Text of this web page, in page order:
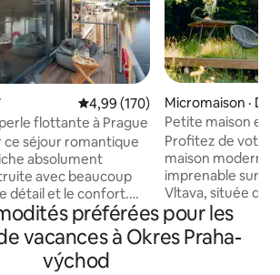
Note moyenne de 4,99 sur 5,
4,99 (170)
flottante à Prague
ce séjour romantique
absolument
avec beaucoup
détail et le confort.
inoubliable et vous
Vous pouvez
observer le
plein de poissons, ou
Micromaison ·
Petite maison et
minutes de
Profitez de votre
maison moderne
imprenable sur la
Vltava, située
directement au-
Kilián, où l'un des
masculins des
préférées pour les
vacances à Okres Praha-
východ